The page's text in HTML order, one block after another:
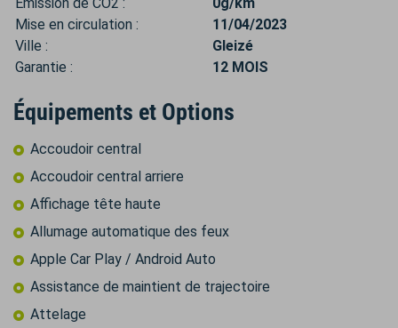
Émission de CO2 :
0g/km
Mise en circulation :
11/04/2023
Ville :
Gleizé
Garantie :
12 MOIS
Équipements et Options
Accoudoir central
Accoudoir central arriere
Affichage tête haute
Allumage automatique des feux
Apple Car Play / Android Auto
Assistance de maintient de trajectoire
Attelage